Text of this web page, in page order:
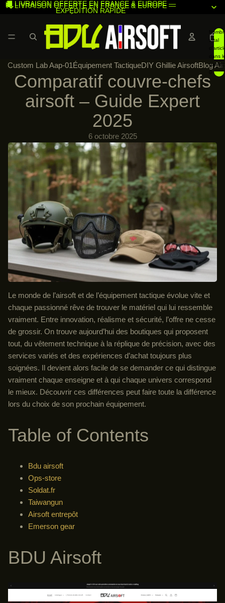
🚚 LIVRAISON OFFERTE EN FRANCE & EUROPE —
EXPÉDITION RAPIDE
🚚 LIVRAISON OFFERTE EN FRANCE & EUROPE —
total
dans
panier:
Custom Lab Aap-01Équipement TactiqueDIY Ghillie AirsoftBlog
Comparatif couvre-chefs
airsoft – Guide Expert
2025
6 octobre 2025
Le monde de l’airsoft et de l’équipement tactique évolue vite et
chaque passionné rêve de trouver le matériel qui lui ressemble
vraiment. Entre innovation, réalisme et sécurité, l’offre ne cesse
de grossir. On trouve aujourd’hui des boutiques qui proposent
tout, du vêtement technique à la réplique de précision, avec des
services variés et des expériences d’achat toujours plus
soignées. Il devient alors facile de se demander ce qui distingue
vraiment chaque enseigne et à qui chaque univers correspond
le mieux. Découvrir ces différences peut faire toute la différence
lors du choix de son prochain équipement.
Table of Contents
Bdu airsoft
Ops-store
Soldat.fr
Taiwangun
Airsoft entrepôt
Emerson gear
BDU Airsoft